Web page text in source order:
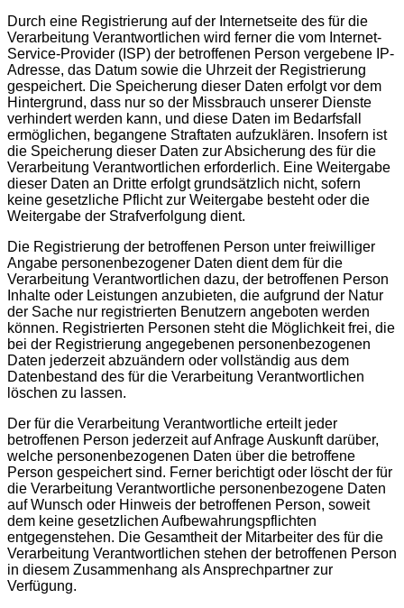
Durch eine Registrierung auf der Internetseite des für die
Verarbeitung Verantwortlichen wird ferner die vom Internet-
Service-Provider (ISP) der betroffenen Person vergebene IP-
Adresse, das Datum sowie die Uhrzeit der Registrierung
gespeichert. Die Speicherung dieser Daten erfolgt vor dem
Hintergrund, dass nur so der Missbrauch unserer Dienste
verhindert werden kann, und diese Daten im Bedarfsfall
ermöglichen, begangene Straftaten aufzuklären. Insofern ist
die Speicherung dieser Daten zur Absicherung des für die
Verarbeitung Verantwortlichen erforderlich. Eine Weitergabe
dieser Daten an Dritte erfolgt grundsätzlich nicht, sofern
keine gesetzliche Pflicht zur Weitergabe besteht oder die
Weitergabe der Strafverfolgung dient.
Die Registrierung der betroffenen Person unter freiwilliger
Angabe personenbezogener Daten dient dem für die
Verarbeitung Verantwortlichen dazu, der betroffenen Person
Inhalte oder Leistungen anzubieten, die aufgrund der Natur
der Sache nur registrierten Benutzern angeboten werden
können. Registrierten Personen steht die Möglichkeit frei, die
bei der Registrierung angegebenen personenbezogenen
Daten jederzeit abzuändern oder vollständig aus dem
Datenbestand des für die Verarbeitung Verantwortlichen
löschen zu lassen.
Der für die Verarbeitung Verantwortliche erteilt jeder
betroffenen Person jederzeit auf Anfrage Auskunft darüber,
welche personenbezogenen Daten über die betroffene
Person gespeichert sind. Ferner berichtigt oder löscht der für
die Verarbeitung Verantwortliche personenbezogene Daten
auf Wunsch oder Hinweis der betroffenen Person, soweit
dem keine gesetzlichen Aufbewahrungspflichten
entgegenstehen. Die Gesamtheit der Mitarbeiter des für die
Verarbeitung Verantwortlichen stehen der betroffenen Person
in diesem Zusammenhang als Ansprechpartner zur
Verfügung.